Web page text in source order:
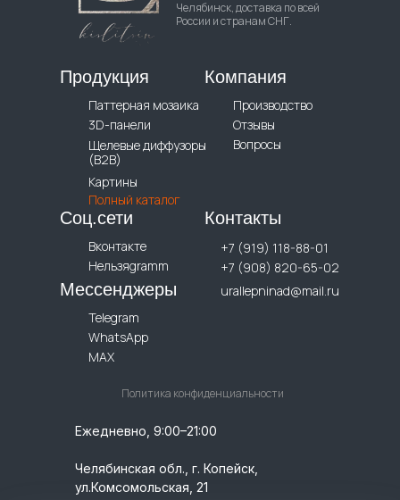
Паттерная мозаика
3D-панели
Щелевые диффузоры
(B2B)
Картины
Полный каталог
Продукция
+7 (919) 118-88-01
+7 (908) 820-65-02
urallepninad@mail.ru
Политика конфиденциальности
Контакты
Производство
Отзывы
Вопросы
Компания
Вконтакте
Нельзяgramm
Соц.сети
Telegram
WhatsApp
MAX
Мессенджеры
Челябинск, доставка по всей
России и странам СНГ.
Ежедневно, 9:00–21:00
Челябинская обл., г. Копейск,
ул.Комсомольская, 21